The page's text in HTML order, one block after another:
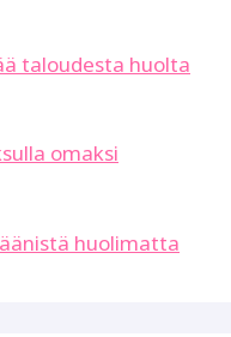
taloudesta huolta
omaksi
huolimatta